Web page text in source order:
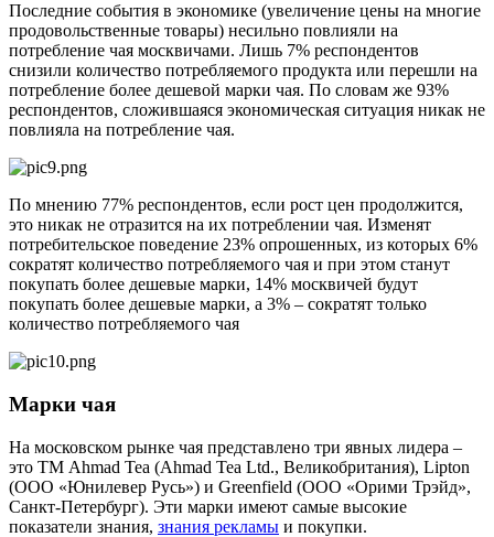
Последние события в экономике (увеличение цены на многие
продовольственные товары) несильно повлияли на
потребление чая москвичами. Лишь 7% респондентов
снизили количество потребляемого продукта или перешли на
потребление более дешевой марки чая. По словам же 93%
респондентов, сложившаяся экономическая ситуация никак не
повлияла на потребление чая.
По мнению 77% респондентов, если рост цен продолжится,
это никак не отразится на их потреблении чая. Изменят
потребительское поведение 23% опрошенных, из которых 6%
сократят количество потребляемого чая и при этом станут
покупать более дешевые марки, 14% москвичей будут
покупать более дешевые марки, а 3% – сократят только
количество потребляемого чая
Марки чая
На московском рынке чая представлено три явных лидера –
это ТМ Ahmad Tea (Ahmad Tea Ltd., Великобритания), Lipton
(ООО «Юнилевер Русь») и Greenfield (ООО «Орими Трэйд»,
Санкт-Петербург). Эти марки имеют самые высокие
показатели знания, знания рекламы и покупки.